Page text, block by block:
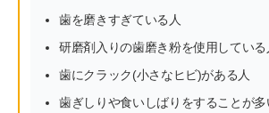
歯を磨きすぎている人
研磨剤入りの歯磨き粉を使用している
歯にクラック(小さなヒビ)がある人
歯ぎしりや食いしばりをすることが多